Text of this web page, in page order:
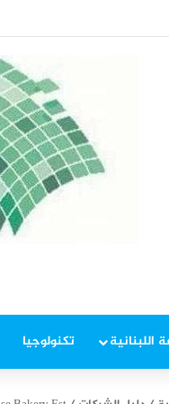
اللبنانية تكنولوجيا